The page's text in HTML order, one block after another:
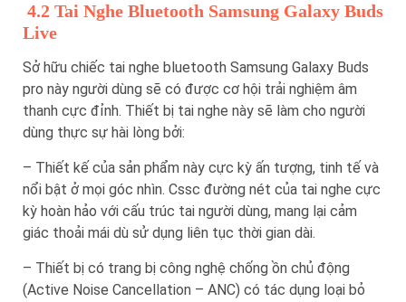
4.2 Tai Nghe Bluetooth Samsung Galaxy Buds
Live
Sở hữu chiếc tai nghe bluetooth Samsung Galaxy Buds
pro này người dùng sẽ có được cơ hội trải nghiệm âm
thanh cực đỉnh. Thiết bị tai nghe này sẽ làm cho người
dùng thực sự hài lòng bởi:
– Thiết kế của sản phẩm này cực kỳ ấn tượng, tinh tế và
nổi bật ở mọi góc nhìn. Cssc đường nét của tai nghe cực
kỳ hoàn hảo với cấu trúc tai người dùng, mang lại cảm
giác thoải mái dù sử dụng liên tục thời gian dài.
– Thiết bị có trang bị công nghệ chống ồn chủ động
(Active Noise Cancellation – ANC) có tác dụng loại bỏ